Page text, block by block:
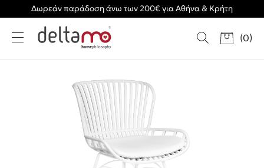
Δωρεάν παράδοση άνω των 200€ για Αθήνα & Κρήτη
(0)